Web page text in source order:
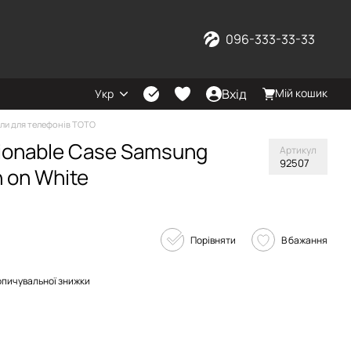
096-333-33-33
Укр Вхід Мій кошик
для телефонів TOTO
Case Samsung
on White
Артикул
92507
Порівняти В бажання
знижки